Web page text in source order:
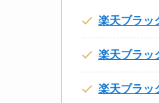
楽天ブラッ
楽天ブラッ
楽天ブラッ